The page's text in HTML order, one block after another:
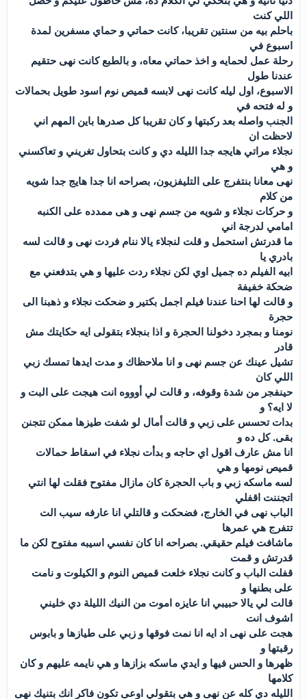
اللي كنت
باحلم بيه من سنتين تقريبا، كانت حماتي و حماي مسفرين لمدة
اسبوع في
رحلة عمل لحمايه و اخذ حماتي معاه، و بالطبع كانت نهى حتقيم
عندنا طول
الاسبوع، اول ليله كانت نهى لابسه قميص نوم اسود طويل بحمالات
و له فتحه في
الجنب واصله بعد ركبتها و كان تقريبا كل صدرها باين المهم اني
لاحظت ان
نجلاء مراتي هايجه جدا الليله دي و كانت بتحاول تغريني و تعاكسني
و هي
نهى معانا بنتفرج على التليفزيون، بصراحه انا جدا هايج جدا شويه
من كلام
و حركات نجلاء و شويه من جسم نهى و هى ممدده على الكنبه
امامي لدرجة اني
ما قدرتش استحمل و قلت لنجلاء يالا ننام فردت نهى و قالت لسه
بادري يا
ابيه الفيلم ده جميل اوي لكن نجلاء ردت عليها و هي بتدفعني مع
ضحكة خفيفة
و قالت لها احنا عندنا فيلم اجمل بكتير و ضحكت نجلاء و ذهبنا الى
حجرة
نومنا و بمجرد دخولنا الحجرة و اذا بنجلاء بتقولى ايه حكايتك مش
قادر
تشيل عينك عن جسم نهى و انا ملاحظاك و مدت ايدها تمسك زبي
اللي كان
حينفجر من شدة وقوفه، و قالت لي أوووه انت هيجت على البت و
لا ايه؟ و
بدات تحسس على زبي و قالت أمال لو شفت طيزها ممكن تتجنن
بقى. كل ده و
انا مش عارف اقول اي حاجه و بدأت نجلاء في اسقاط حمالات
قميص نومها و هي
لسه ماسكه زبي و باب الحجرة كان مازال مفتوح فقلت لها انتي
اتجننت اقفلي
الباب نهى في الخارج، فضحكت و قالتلي انا عارفه سيب الت
تتفرج هي عمرها
ماشافت فيلم حقيقي. بصراحه انا كان نفسي اسيبه مفتوح لكن ما
قدرتش و قمت
قفلت الباب و كانت نجلاء خلعت قميص النوم و الكيلوت و نامت
على بطنها و
قالت لي يالا حبيبي انا عايزه اموت من النيك الليلة دي خليني
اشوف انت
هجت على نهى اد ايه انا نمت فوقها و زبي على طيازها و بابوس
رقبتها و
ظهرها و الحس فيها و ايدي ماسكه بزازها و هي نايمه عليهم و كان
كلامها
الليله دي كله عن نهى و هي بتقولي اوعى تكون فاكر انك بتنيك نهى